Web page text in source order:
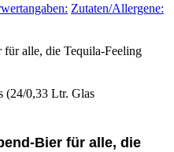
Zutaten/Allergene:
für alle, die Tequila‑Feeling
(24/0,33 Ltr. Glas
für alle, die